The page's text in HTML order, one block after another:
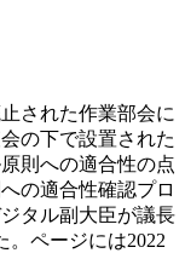
された作業部会に
の下で設置された
則への適合性の点
の適合性確認プロ
タル副大臣が議長
。ページには2022